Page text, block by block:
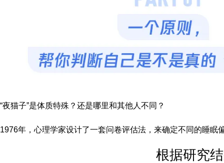
“夜猫子”是体质特殊？还是哪里和其他人不同？
1976年，心理学家设计了一套问卷评估法，来确定不同的睡眠
根据研究